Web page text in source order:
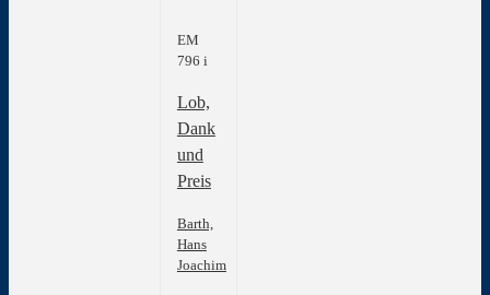
EM
796 i
Lob,
Dank
und
Preis
Barth,
Hans
Joachim